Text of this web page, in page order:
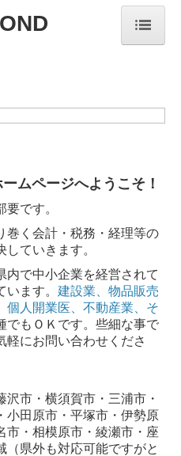
ムページへようこそ！
です。
巻く会計・税務・経理等の
ていきます。
内で中小企業を経営されて
ます。 建設業、物品販売
個人開業医、不動産業、そ
でもＯＫです。些細な事で
軽にお問い合わせくださ
市・横須賀市・三浦市・
小田原市・平塚市・伊勢原
市・相模原市・綾瀬市・座
（県外も対応可能ですがと